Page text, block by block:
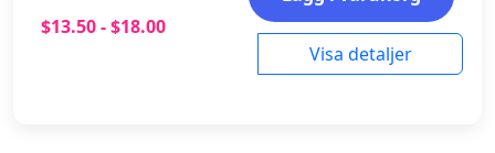
$13.50 - $18.00
Visa detaljer